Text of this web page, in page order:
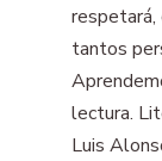
tantos
lectura.
Luis